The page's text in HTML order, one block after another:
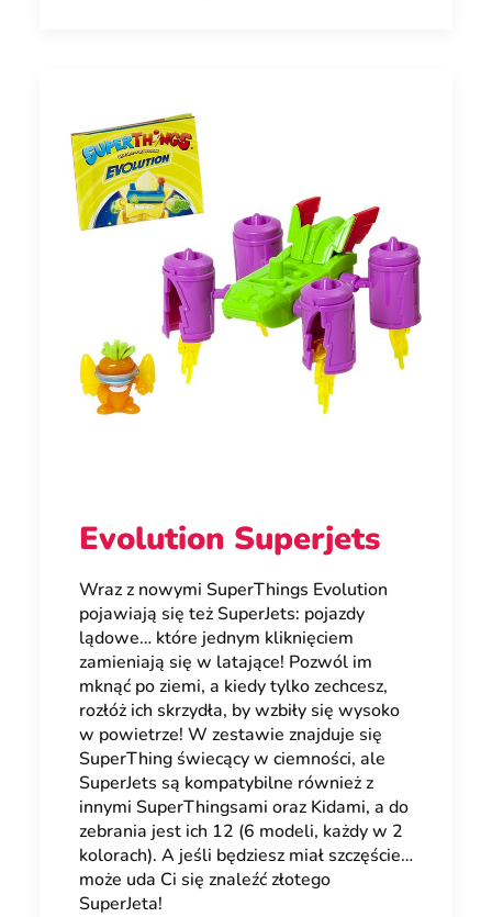
Evolution Superjets
Wraz z nowymi SuperThings Evolution
pojawiają się też SuperJets: pojazdy
lądowe… które jednym kliknięciem
zamieniają się w latające! Pozwól im
mknąć po ziemi, a kiedy tylko zechcesz,
rozłóż ich skrzydła, by wzbiły się wysoko
w powietrze! W zestawie znajduje się
SuperThing świecący w ciemności, ale
SuperJets są kompatybilne również z
innymi SuperThingsami oraz Kidami, a do
zebrania jest ich 12 (6 modeli, każdy w 2
kolorach). A jeśli będziesz miał szczęście…
może uda Ci się znaleźć złotego
SuperJeta!